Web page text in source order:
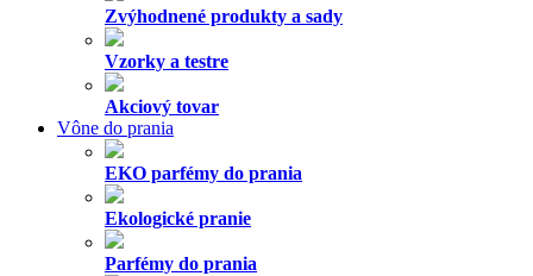
Zvýhodnené produkty a sady
Vzorky a testre
Akciový tovar
Vône do prania
EKO parfémy do prania
Ekologické pranie
Parfémy do prania